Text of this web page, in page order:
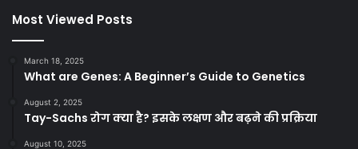
Most Viewed Posts
March 18, 2025
What are Genes: A Beginner’s Guide to Genetics
August 2, 2025
Tay-Sachs रोग क्या है? इसके लक्षण और बढ़ने की प्रक्रिया
August 10, 2025